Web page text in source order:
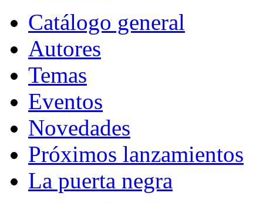
Catálogo general
Autores
Temas
Eventos
Novedades
Próximos lanzamientos
La puerta negra